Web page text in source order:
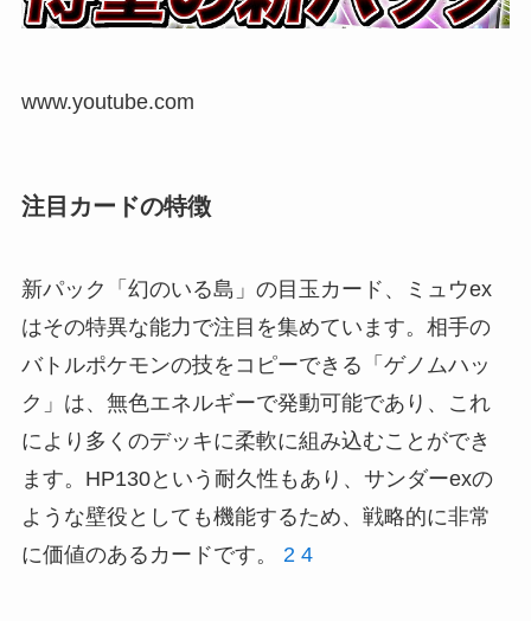
www.youtube.com
注目カードの特徴
新パック「幻のいる島」の目玉カード、ミュウex
はその特異な能力で注目を集めています。相手の
バトルポケモンの技をコピーできる「ゲノムハッ
ク」は、無色エネルギーで発動可能であり、これ
により多くのデッキに柔軟に組み込むことができ
ます。HP130という耐久性もあり、サンダーexの
ような壁役としても機能するため、戦略的に非常
に価値のあるカードです。 2 4